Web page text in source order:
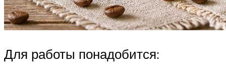
Для работы понадобится: